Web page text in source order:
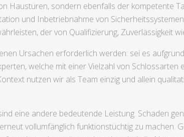
Haustüren, sondern ebenfalls der kompetente
und Inbetriebnahme von
der von Qualifizierung, Zuverlässigkeit
Ursachen erforderlich werden: sei es
welche mit einer Vielzahl von
nutzen wir als Team einzig und allein
eine andere bedeutende Leistung. Schaden
vollumfänglich funktionstüchtig zu machen.